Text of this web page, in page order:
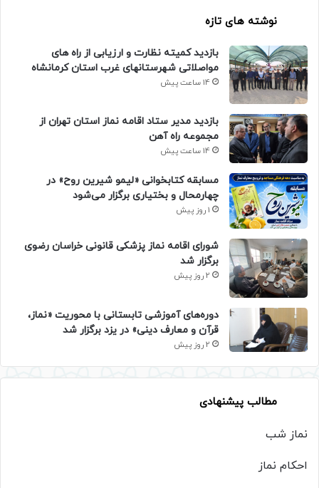
نوشته های تازه
بازدید کمیته نظارت و ارزیابی از راه های
مواصلاتی شهرستانهای غرب استان کرمانشاه
14 ساعت پیش
بازدید مدیر ستاد اقامه نماز استان تهران از
مجموعه راه آهن
14 ساعت پیش
مسابقه کتابخوانی «لیمو شیرین روح» در
چهارمحال و بختیاری برگزار می‌شود
1 روز پیش
شورای اقامه نماز پزشکی قانونی خراسان رضوی
برگزار شد
2 روز پیش
دوره‌های آموزشی تابستانی با محوریت «نماز،
قرآن و معارف دینی» در یزد برگزار شد
2 روز پیش
مطالب پیشنهادی
نماز شب
احکام نماز